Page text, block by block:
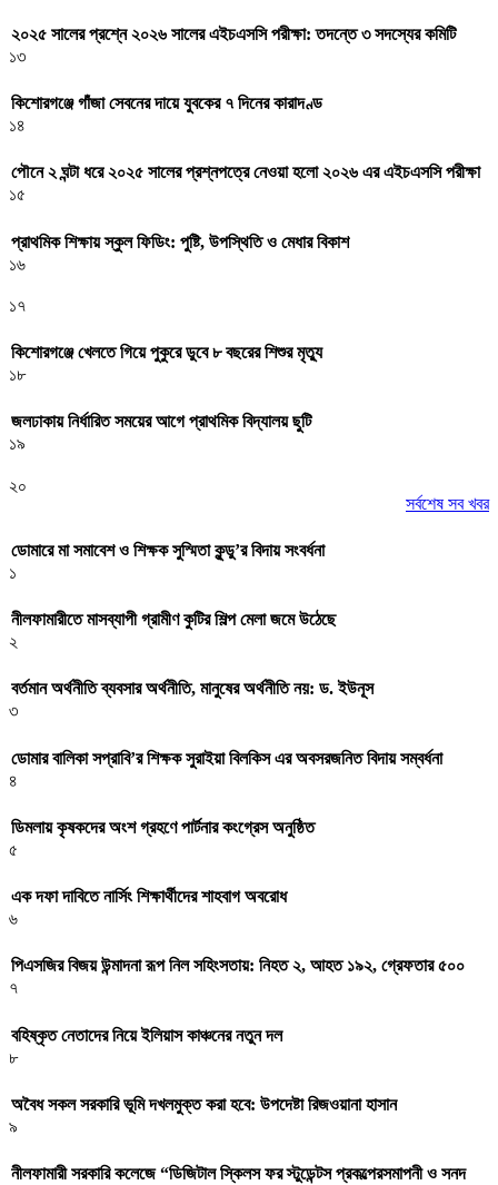
২০২৫ সালের প্রশ্নে ২০২৬ সালের এইচএসসি পরীক্ষা: তদন্তে ৩ সদস্যের কমিটি
১৩
কিশোরগঞ্জে গাঁজা সেবনের দায়ে যুবকের ৭ দিনের কারাদণ্ড
১৪
পৌনে ২ ঘন্টা ধরে ২০২৫ সালের প্রশ্নপত্রে নেওয়া হলো ২০২৬ এর এইচএসসি পরীক্ষা
১৫
প্রাথমিক শিক্ষায় স্কুল ফিডিং: পুষ্টি, উপস্থিতি ও মেধার বিকাশ
১৬
১৭
কিশোরগঞ্জে খেলতে গিয়ে পুকুরে ডুবে ৮ বছরের শিশুর মৃত্যু
১৮
জলঢাকায় নির্ধারিত সময়ের আগে প্রাথমিক বিদ্যালয় ছুটি
১৯
২০
সর্বশেষ সব খবর
ডোমারে মা সমাবেশ ও শিক্ষক সুস্মিতা কুন্ডু’র বিদায় সংবর্ধনা
১
নীলফামারীতে মাসব্যাপী গ্রামীণ কুটির শিল্প মেলা জমে উঠেছে
২
বর্তমান অর্থনীতি ব্যবসার অর্থনীতি, মানুষের অর্থনীতি নয়: ড. ইউনূস
৩
ডোমার বালিকা সপ্রাবি’র শিক্ষক সুরাইয়া বিলকিস এর অবসরজনিত বিদায় সম্বর্ধনা
৪
ডিমলায় কৃষকদের অংশ গ্রহণে পার্টনার কংগ্রেস অনুষ্ঠিত
৫
এক দফা দাবিতে নার্সিং শিক্ষার্থীদের শাহবাগ অবরোধ
৬
পিএসজির বিজয় উন্মাদনা রূপ নিল সহিংসতায়: নিহত ২, আহত ১৯২, গ্রেফতার ৫০০
৭
বহিষ্কৃত নেতাদের নিয়ে ইলিয়াস কাঞ্চনের নতুন দল
৮
অবৈধ সকল সরকারি ভূমি দখলমুক্ত করা হবে: উপদেষ্টা রিজওয়ানা হাসান
৯
নীলফামারী সরকারি কলেজে “ডিজিটাল স্কিলস ফর স্টুডেন্টস প্রকল্পেরসমাপনী ও সনদ